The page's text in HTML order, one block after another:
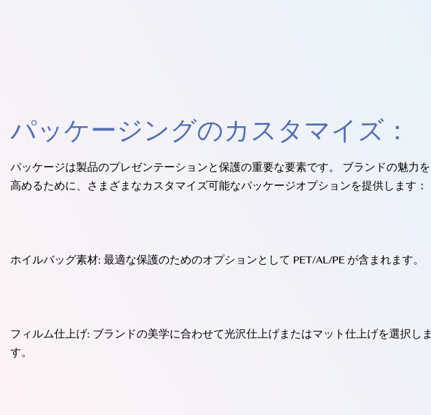
パッケージングのカスタマイズ：
パッケージは製品のプレゼンテーションと保護の重要な要素です。 ブランドの魅力を
高めるために、さまざまなカスタマイズ可能なパッケージオプションを提供します：
ホイルバッグ素材: 最適な保護のためのオプションとして PET/AL/PE が含まれます。
フィルム仕上げ: ブランドの美学に合わせて光沢仕上げまたはマット仕上げを選択しま
す。